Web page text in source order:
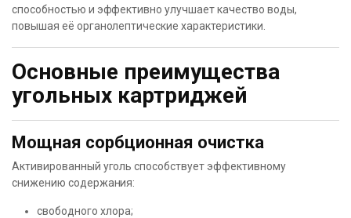
способностью и эффективно улучшает качество воды,
повышая её органолептические характеристики.
Основные преимущества
угольных картриджей
Мощная сорбционная очистка
Активированный уголь способствует эффективному
снижению содержания:
свободного хлора;